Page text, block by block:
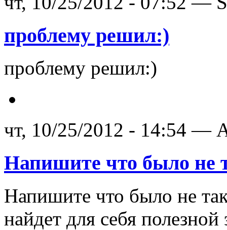
проблему решил:)
проблему решил:)
чт, 10/25/2012 - 14:54 —
Напишите что было не
Напишите что было не
найдет для себя